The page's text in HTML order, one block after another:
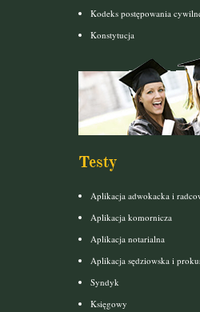
Kodeks postępowania
Konstytucja
Testy
Aplikacja adwokacka i
Aplikacja komornicza
Aplikacja notarialna
Aplikacja sędziowska i
Syndyk
Księgowy